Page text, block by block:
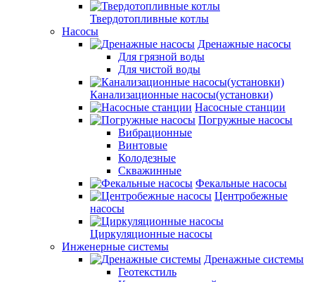
Твердотопливные котлы
Насосы
Дренажные насосы
Для грязной воды
Для чистой воды
Канализационные насосы(установки)
Насосные станции
Погружные насосы
Вибрационные
Винтовые
Колодезные
Скважинные
Фекальные насосы
Центробежные
насосы
Циркуляционные насосы
Инженерные системы
Дренажные системы
Геотекстиль